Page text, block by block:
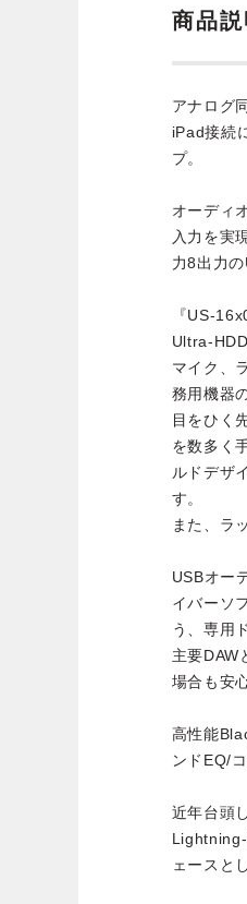
商品説
アナログ
iPad接続
プ。
オーディ
入力を実
力8出力
『US-
Ultra-
マイク、
務用機器
目をひく
を数多く
ルドデザ
す。
また、ラ
USBオー
イバーソ
う、専用
主要DAW
場合も安
高性能
ンドEQ/
近年台頭
ェースと